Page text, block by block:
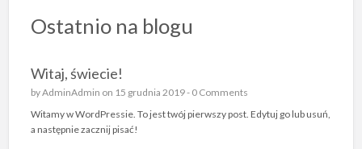
Ostatnio na blogu
Witaj, świecie!
byAdminAdmin on 15 grudnia 2019 - 0 Comments
Witamy w WordPressie. To jest twój pierwszy post. Edytuj go lub usuń,
a następnie zacznij pisać!